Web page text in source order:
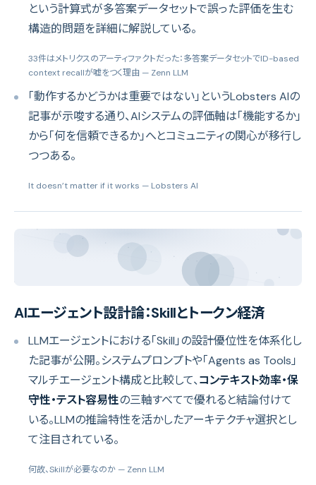
という計算式が多答案データセットで誤った評価を生む
構造的問題を詳細に解説している。
33件はメトリクスのアーティファクトだった：多答案データセットでID-based
context recallが嘘をつく理由 — Zenn LLM
「動作するかどうかは重要ではない」というLobsters AIの
記事が示唆する通り、AIシステムの評価軸は「機能するか」
から「何を信頼できるか」へとコミュニティの関心が移行し
つつある。
It doesn’t matter if it works — Lobsters AI
AIエージェント設計論：Skillとトークン経済
LLMエージェントにおける「Skill」の設計優位性を体系化し
た記事が公開。システムプロンプトや「Agents as Tools」
マルチエージェント構成と比較して、コンテキスト効率・保
守性・テスト容易性の三軸すべてで優れると結論付けて
いる。LLMの推論特性を活かしたアーキテクチャ選択とし
て注目されている。
何故、Skillが必要なのか — Zenn LLM